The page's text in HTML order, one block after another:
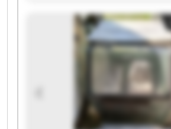
Kft. Maurer Gép Kft. Maurer Gép
Gép Kft. Maurer Gép Kft. Maurer
Maurer Gép Kft. Maurer Gép Kft.
Kft. Maurer Gép Kft.